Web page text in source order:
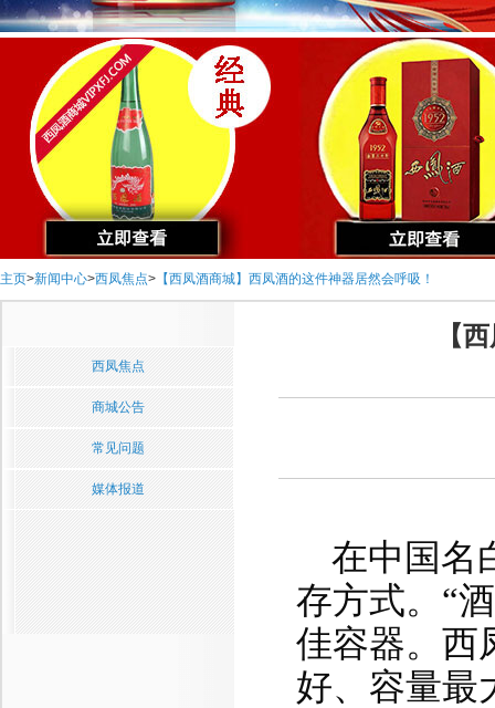
主页>新闻中心>西凤焦点> 【西凤酒商城】西凤酒的这件神器居然会呼吸！
西凤焦点
商城公告
常见问题
媒体报道
【
在中国名
存方式。“
佳容器。西
好、容量最